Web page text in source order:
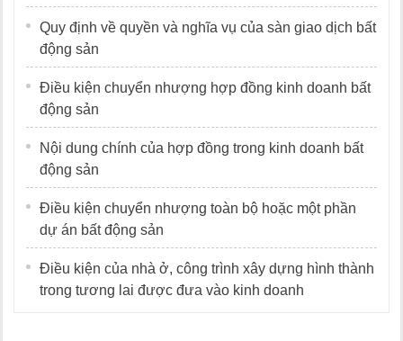
Quy định về quyền và nghĩa vụ của sàn giao dịch bất
động sản
Điều kiện chuyển nhượng hợp đồng kinh doanh bất
động sản
Nội dung chính của hợp đồng trong kinh doanh bất
động sản
Điều kiện chuyển nhượng toàn bộ hoặc một phần
dự án bất động sản
Điều kiện của nhà ở, công trình xây dựng hình thành
trong tương lai được đưa vào kinh doanh